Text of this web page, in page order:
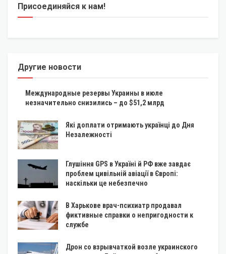
Присоединяйся к нам!
Другие новости
Международные резервы Украины в июле
незначительно снизились – до $51,2 млрд
Які доплати отримають українці до Дня
Незалежності
Глушіння GPS в Україні й РФ вже завдає
проблем цивільній авіації в Європі:
наскільки це небезпечно
В Харькове врач-психиатр продавал
фиктивные справки о непригодности к
службе
Дрон со взрывчаткой возле украинского